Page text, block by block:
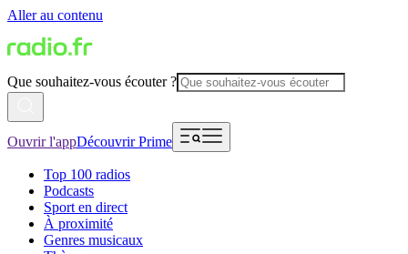
Aller au contenu
Que souhaitez-vous écouter ?
Ouvrir l'appDécouvrir Prime
Top 100 radios
Podcasts
Sport en direct
À proximité
Genres musicaux